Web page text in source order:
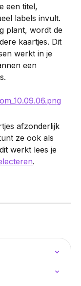
een titel,
labels invult.
plant, wordt de
kaartjes. Dit
werkt in je
een
afzonderlijk
ze ook als
werkt lees je
.